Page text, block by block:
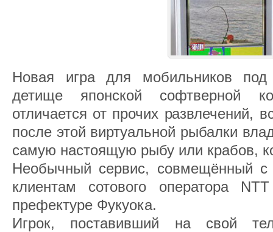
Новая игра для мобильников
детище японской софтверной
отличается от прочих развлечений,
после этой виртуальной рыбалки
самую настоящую рыбу или крабов,
Необычный сервис, совмещённый с
клиентам сотового оператора
префектуре Фукуока.
Игрок, поставивший на свой